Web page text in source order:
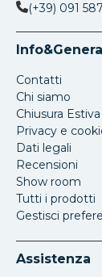
(+39) 091
Contatti
Chi siamo
Chiusura Estiva
Privacy e
Dati legali
Recensioni
Show room
Tutti i prodotti
Gestisci
Assistenza